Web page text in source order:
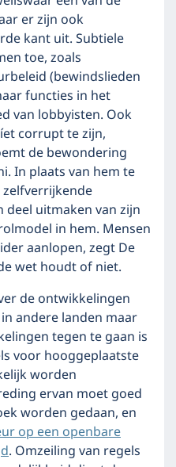
er zijn ook
kant uit. Subtiele
toe, zoals
(bewindslieden
functies in het
van lobbyisten. Ook
corrupt te zijn,
de bewondering
In plaats van hem te
uitmaken van zijn
in hem. Mensen
aanlopen, zegt De
wet houdt of niet.
de ontwikkelingen
andere landen maar
tegen te gaan is
voor hooggeplaatste
worden
ervan moet goed
worden gedaan, en
op een openbare
. Omzeiling van regels